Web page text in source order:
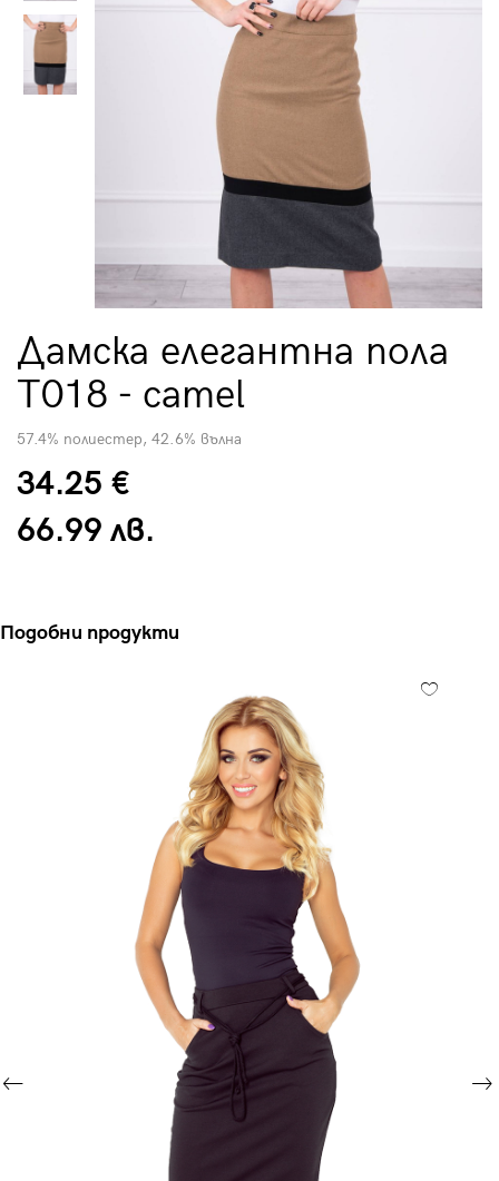
Дамска елегантна пола
T018 - camel
57.4% полиестер, 42.6% вълна
34.25 €
66.99 лв.
Подобни продукти